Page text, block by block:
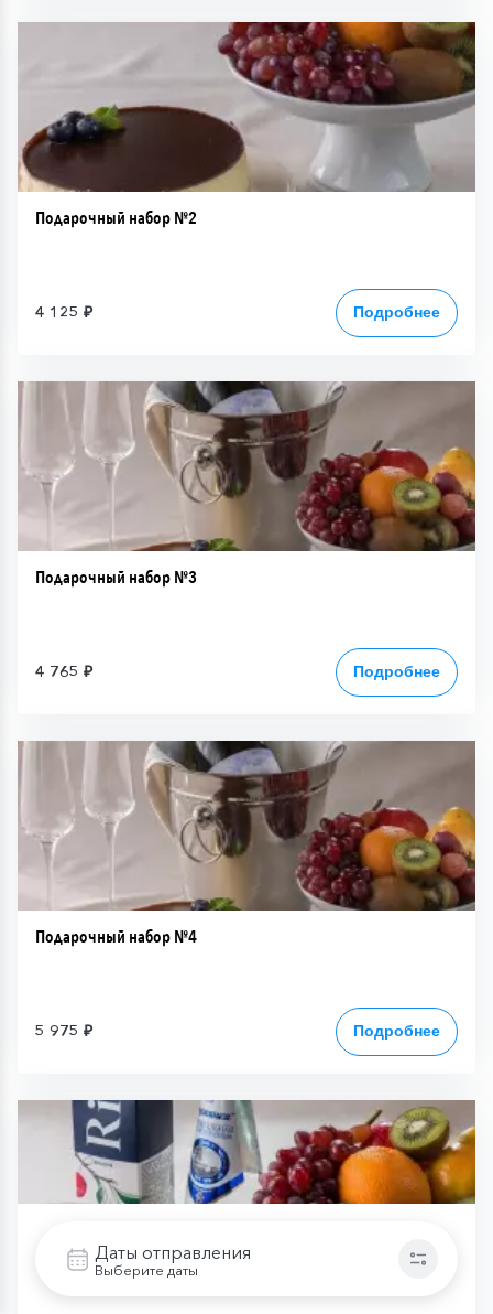
Даты отправления
Выберите даты
Подарочный набор №2
4 125 ₽ Подробнее
Подарочный набор №3
4 765 ₽ Подробнее
Подарочный набор №4
5 975 ₽ Подробнее